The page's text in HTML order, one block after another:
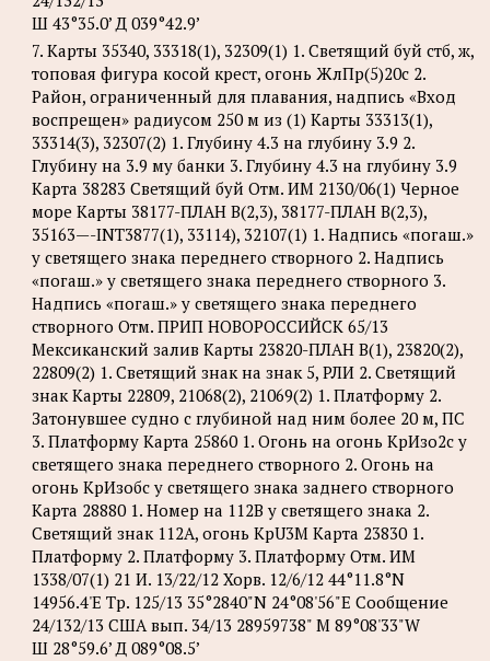
Ш 43°35.0’ Д 039°42.9’
7. Карты 35340, 33318(1), 32309(1) 1. Светящий буй стб, ж,
топовая фигура косой крест, огонь ЖлПр(5)20с 2.
Район, ограниченный для плавания, надпись «Вход
воспрещен» радиусом 250 м из (1) Карты 33313(1),
33314(3), 32307(2) 1. Глубину 4.3 на глубину 3.9 2.
Глубину на 3.9 му банки 3. Глубину 4.3 на глубину 3.9
Карта 38283 Светящий буй Отм. ИМ 2130/06(1) Черное
море Карты 38177-ПЛАН B(2,3), 38177-ПЛАН B(2,3),
35163—-INT3877(1), 33114), 32107(1) 1. Надпись «погаш.»
у светящего знака переднего створного 2. Надпись
«погаш.» у светящего знака переднего створного 3.
Надпись «погаш.» у светящего знака переднего
створного Отм. ПРИП НОВОРОССИЙСК 65/13
Мексиканский залив Карты 23820-ПЛАН B(1), 23820(2),
22809(2) 1. Светящий знак на знак 5, РЛИ 2. Светящий
знак Карты 22809, 21068(2), 21069(2) 1. Платформу 2.
Затонувшее судно с глубиной над ним более 20 м, ПС
3. Платформу Карта 25860 1. Огонь на огонь КрИзо2с у
светящего знака переднего створного 2. Огонь на
огонь КрИзобс у светящего знака заднего створного
Карта 28880 1. Номер на 112B у светящего знака 2.
Светящий знак 112A, огонь KpU3M Карта 23830 1.
Платформу 2. Платформу 3. Платформу Отм. ИМ
1338/07(1) 21 И. 13/22/12 Хорв. 12/6/12 44°11.8°N
14956.4'Е Tp. 125/13 35°2840"N 24°08'56"Е Сообщение
24/132/13 США вып. 34/13 28959738" М 89°08'33"W
Ш 28°59.6’ Д 089°08.5’